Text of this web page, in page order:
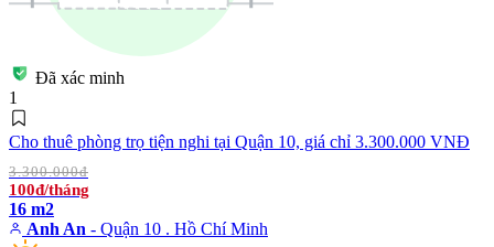
Đã xác minh
1
Cho thuê phòng trọ tiện nghi tại Quận 10, giá chỉ 3.300.000 VNĐ
3.300.000đ
100đ/tháng
16 m2
Anh An - Quận 10 . Hồ Chí Minh